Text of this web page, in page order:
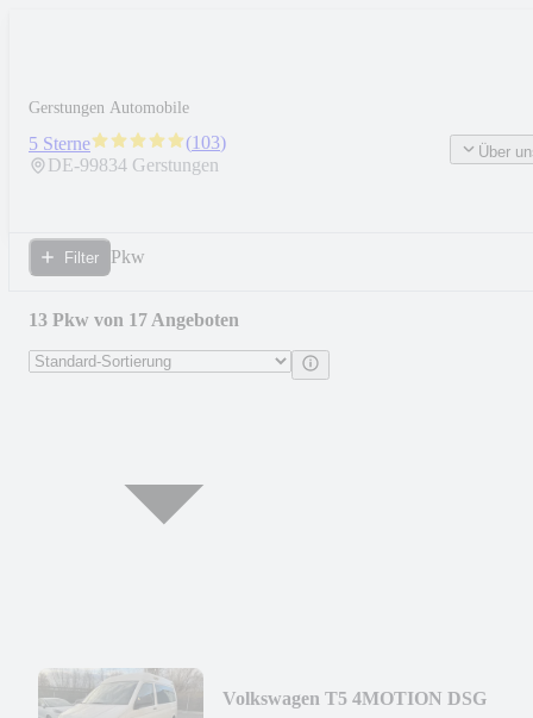
Gerstungen Automobile
5 Sterne (103)
DE-99834 Gerstungen
Über
Filter Pkw
13 Pkw von 17 Angeboten
Volkswagen T5 4MOTION DSG